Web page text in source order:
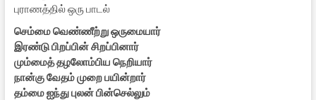
புராணத்தில் ஒரு பாடல்
செம்மை வெண்ணீற்று ஒருமையார்
இரண்டு பிறப்பின் சிறப்பினார்
மும்மைத் தழலோம்பிய நெறியார்
நான்கு வேதம் முறை பயின்றார்
தம்மை ஐந்து புலன் பின்செல்லும்